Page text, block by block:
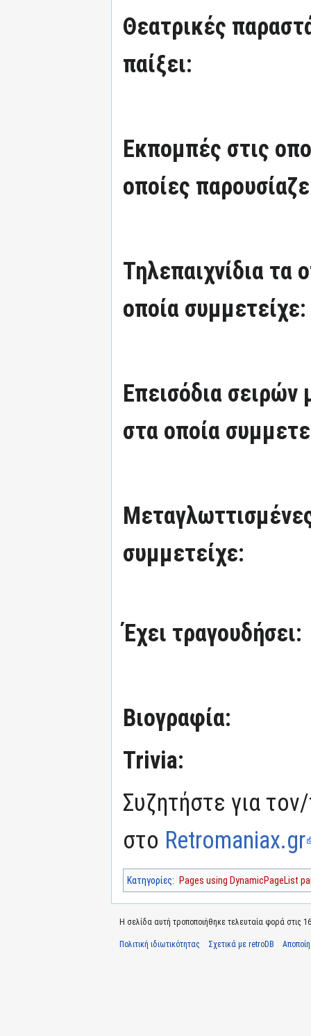
Θεατρικές
παίξει:
Εκπομπές στις
οποίες
Τηλεπαιχνίδια τα
οποία συμμετείχε:
Επεισόδια
στα οποία
συμμετείχε:
Έχει τραγουδήσει:
Βιογραφία:
Trivia:
Συζητήστε για
στο Retromaniax.gr
Κατηγορίες: Pages using DynamicPageList
Η σελίδα αυτή τροποποιήθηκε τελευταία φορά στις
Πολιτική ιδιωτικότητας Σχετικά με retroDB